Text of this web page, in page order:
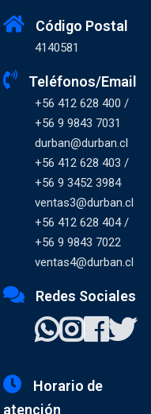
Código Postal
4140581
Teléfonos/Email
+56 412 628 400 /
+56 9 9843 7031
durban@durban.cl
+56 412 628 403 /
+56 9 3452 3984
ventas3@durban.cl
+56 412 628 404 /
+56 9 9843 7022
ventas4@durban.cl
Redes Sociales
Horario de
atención